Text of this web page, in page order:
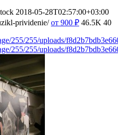
2018-05-28T02:57:00+03:00
prividenie/ от 900 ₽ 46.5K 40
255/255/uploads/
255/255/uploads/